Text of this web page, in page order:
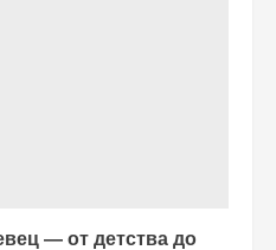
— от детства до